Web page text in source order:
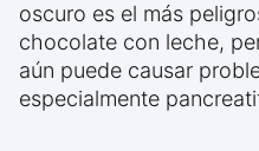
oscuro es el más
chocolate con leche,
aún puede causar
especialmente